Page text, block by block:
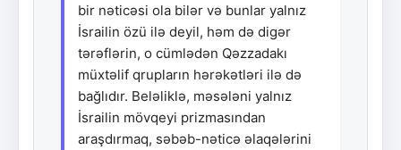
bir nəticəsi ola bilər və bunlar yalnız
İsrailin özü ilə deyil, həm də digər
tərəflərin, o cümlədən Qəzzadakı
müxtəlif qrupların hərəkətləri ilə də
bağlıdır. Beləliklə, məsələni yalnız
İsrailin mövqeyi prizmasından
araşdırmaq, səbəb-nəticə əlaqələrini